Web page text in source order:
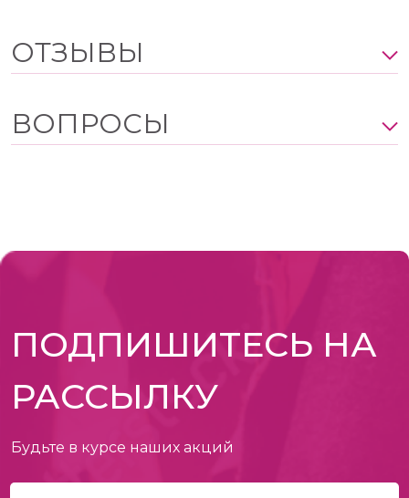
ОТЗЫВЫ
ВОПРОСЫ
ПОДПИШИТЕСЬ НА
РАССЫЛКУ
Будьте в курсе наших акций